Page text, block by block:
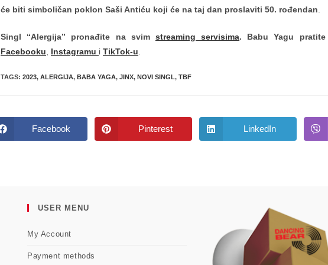
će biti simboličan poklon Saši Antiću koji će na taj dan proslaviti 50. rođendan
Singl “Alergija” pronađite na svim streaming servisima. Babu Yagu
Facebooku
Instagramu i TikTok-u
TAGS: 2023, ALERGIJA, BABA YAGA, JINX, NOVI SINGL, TBF
Opens
in
Facebook
Opens
in
Pinterest
Opens
in
LinkedIn
USER MENU
My Account
Payment methods